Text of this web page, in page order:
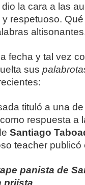
dio la cara a las
respetuoso.
fecha y tal vez
sus
tituló a una
respuesta a
Santiago
teacher
panista de
priísta